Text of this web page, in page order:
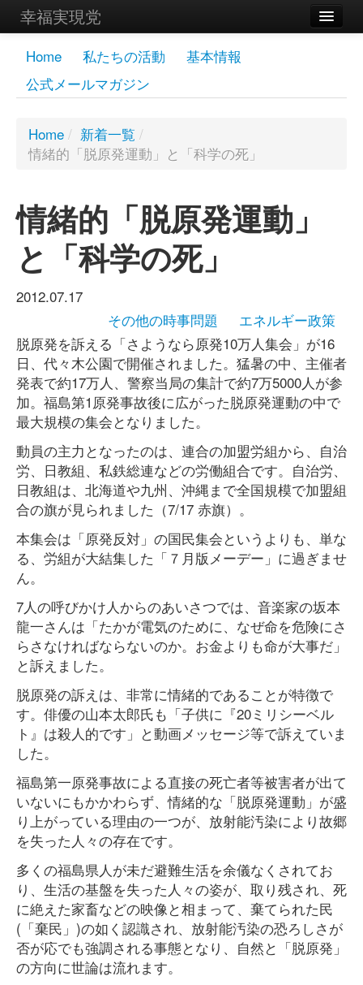
幸福実現党
メンバーズページ
党員
お問い合わせ
Home 私たちの活動
基本情報
公式メールマガジン
Home / 新着一覧 /
情緒的「脱原発運動」と「科学の死」
情緒的「脱原発運動」
と「科学の死」
2012.07.17
その他の時事問題
エネルギー政策
脱原発を訴える「さようなら原発10万人集会」が16
日、代々木公園で開催されました。猛暑の中、主催者
発表で約17万人、警察当局の集計で約7万5000人が参
加。福島第1原発事故後に広がった脱原発運動の中で
最大規模の集会となりました。
動員の主力となったのは、連合の加盟労組から、自治
労、日教組、私鉄総連などの労働組合です。自治労、
日教組は、北海道や九州、沖縄まで全国規模で加盟組
合の旗が見られました（7/17 赤旗）。
本集会は「原発反対」の国民集会というよりも、単な
る、労組が大結集した「７月版メーデー」に過ぎませ
ん。
7人の呼びかけ人からのあいさつでは、音楽家の坂本
龍一さんは「たかが電気のために、なぜ命を危険にさ
らさなければならないのか。お金よりも命が大事だ」
と訴えました。
脱原発の訴えは、非常に情緒的であることが特徴で
す。俳優の山本太郎氏も「子供に『20ミリシーベル
ト』は殺人的です」と動画メッセージ等で訴えていま
した。
福島第一原発事故による直接の死亡者等被害者が出て
いないにもかかわらず、情緒的な「脱原発運動」が盛
り上がっている理由の一つが、放射能汚染により故郷
を失った人々の存在です。
多くの福島県人が未だ避難生活を余儀なくされてお
り、生活の基盤を失った人々の姿が、取り残され、死
に絶えた家畜などの映像と相まって、棄てられた民
(「棄民」)の如く認識され、放射能汚染の恐ろしさが
否が応でも強調される事態となり、自然と「脱原発」
の方向に世論は流れます。